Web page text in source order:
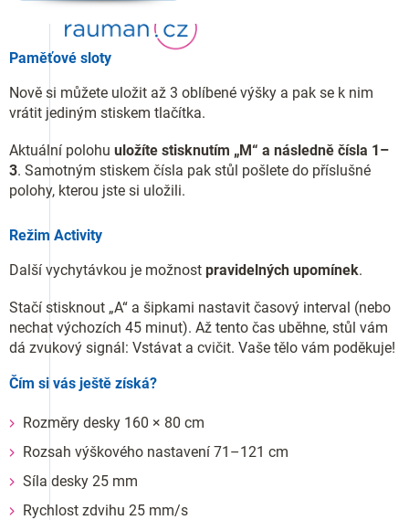
Paměťové sloty
Nově si můžete uložit až 3 oblíbené výšky a pak se k nim
vrátit jediným stiskem tlačítka.
Aktuální polohu uložíte stisknutím „M“ a následně čísla 1–
3. Samotným stiskem čísla pak stůl pošlete do příslušné
polohy, kterou jste si uložili.
Režim Activity
Další vychytávkou je možnost pravidelných upomínek.
Stačí stisknout „A“ a šipkami nastavit časový interval (nebo
nechat výchozích 45 minut). Až tento čas uběhne, stůl vám
dá zvukový signál: Vstávat a cvičit. Vaše tělo vám poděkuje!
Čím si vás ještě získá?
Rozměry desky 160 × 80 cm
Rozsah výškového nastavení 71–121 cm
Síla desky 25 mm
Rychlost zdvihu 25 mm/s